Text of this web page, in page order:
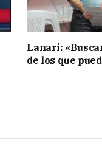
Lanari:
de los que